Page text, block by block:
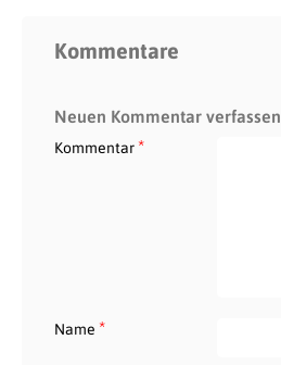
Kommentare
Neuen Kommentar verfassen
Kommentar*
Name *